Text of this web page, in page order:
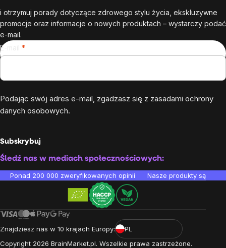
i otrzymuj porady dotyczące zdrowego stylu życia, ekskluzywne
promocje oraz informacje o nowych produktach – wystarczy podać
e-mail.
E-mail
Podając swój adres e-mail, zgadzasz się z zasadami ochrony
danych osobowych.
Subskrybuj
Śledź nas w mediach społecznościowych:
Ponad 200 000 zweryfikowanych opinii Nasze produkty są
Znajdziesz nas w 10 krajach Europy:
PL
Copyright 2026 BrainMarket.pl. Wszelkie prawa zastrzeżone.